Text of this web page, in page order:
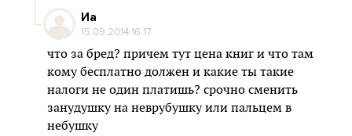
Иа
15.09.2014 16:17
что за бред? причем тут цена книг и что там
кому бесплатно должен и какие ты такие
налоги не один платишь? срочно сменить
занудушку на неврубушку или пальцем в
небушку